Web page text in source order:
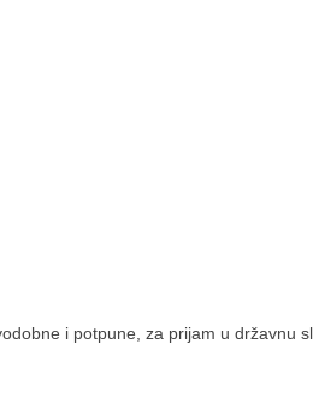
i potpune, za prijam u državnu